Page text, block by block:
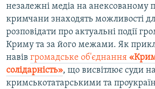
незалежні медіа на анексованому
кримчани знаходять можливості
розповідати про актуальні події
Криму та за його межами. Як
навів громадське об'єднання
солідарність», що висвітлює суди
кримськотатарськими та